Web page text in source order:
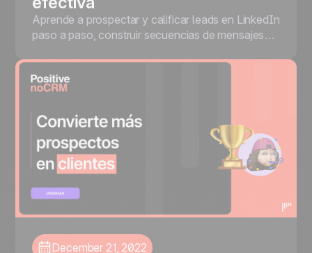
Aprende a prospectar y calificar leads en LinkedIn
paso a paso, construir secuencias de mensajes
integración de noCRM y Waalaxy.
December 21, 2022